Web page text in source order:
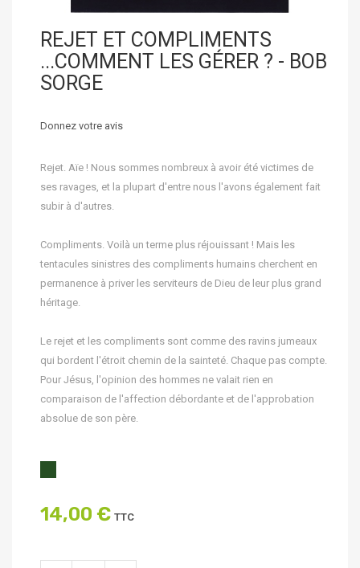
REJET ET COMPLIMENTS
...COMMENT LES GÉRER ? - BOB
SORGE
Donnez votre avis
Rejet. Aïe ! Nous sommes nombreux à avoir été victimes de
ses ravages, et la plupart d'entre nous l'avons également fait
subir à d'autres.
Compliments. Voilà un terme plus réjouissant ! Mais les
tentacules sinistres des compliments humains cherchent en
permanence à priver les serviteurs de Dieu de leur plus grand
héritage.
Le rejet et les compliments sont comme des ravins jumeaux
qui bordent l'étroit chemin de la sainteté. Chaque pas compte.
Pour Jésus, l'opinion des hommes ne valait rien en
comparaison de l'affection débordante et de l'approbation
absolue de son père.
14,00 € TTC